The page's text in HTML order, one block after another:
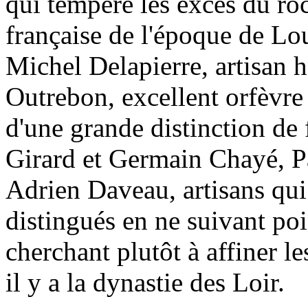
française de l'époque de
Michel Delapierre, artisan
Outrebon, excellent
d'une grande distinction de
Girard et Germain Chayé,
Adrien Daveau, artisans
distingués en ne suivant
cherchant plutôt à affiner
il y a la dynastie des Loir.